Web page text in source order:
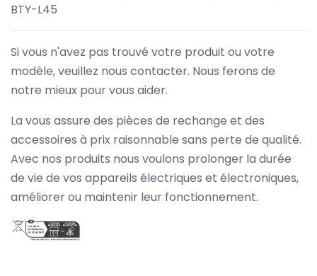
BTY-L45
Si vous n'avez pas trouvé votre produit ou votre
modèle, veuillez nous contacter. Nous ferons de
notre mieux pour vous aider.
La vous assure des pièces de rechange et des
accessoires à prix raisonnable sans perte de qualité.
Avec nos produits nous voulons prolonger la durée
de vie de vos appareils électriques et électroniques,
améliorer ou maintenir leur fonctionnement.